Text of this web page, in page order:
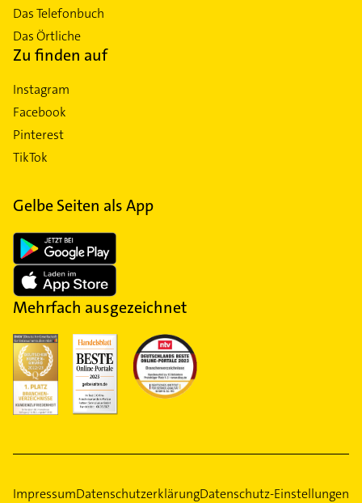
Das Telefonbuch
Das Örtliche
Zu finden auf
Instagram
Facebook
Pinterest
TikTok
Gelbe Seiten als App
Mehrfach ausgezeichnet
ImpressumDatenschutzerklärungDatenschutz-Einstellungen